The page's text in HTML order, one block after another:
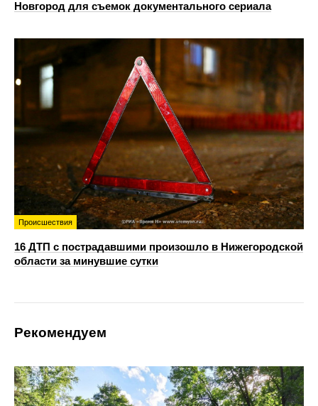
Новгород для съемок документального сериала
Происшествия
16 ДТП с пострадавшими произошло в Нижегородской
области за минувшие сутки
Рекомендуем